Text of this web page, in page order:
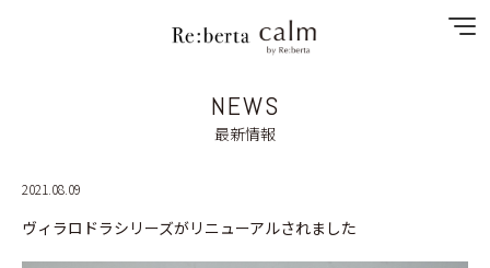
MENU
NEWS
最新情報
2021.08.09
ヴィラロドラシリーズがリニューアルされました